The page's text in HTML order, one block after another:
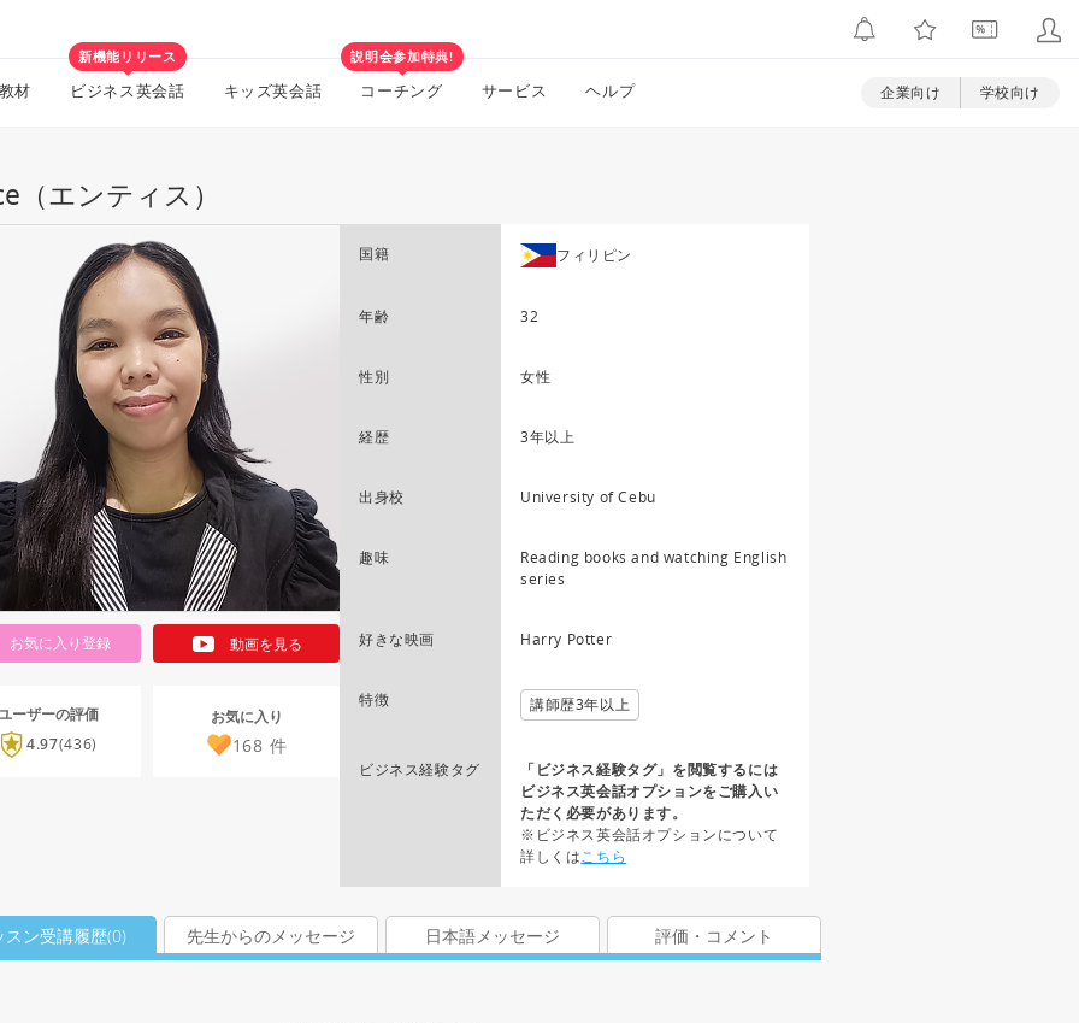
材
新機能リリース
ビジネス英会話 キッズ英会話
説明会参加特典!
コーチング サービス ヘルプ 企業向け 学校向け
（エンティス）
お気に入り登録 動画を見る
ーザーの評価
4.97(436)
お気に入り
168 件
国籍 フィリピン
年齢 32
性別 女性
経歴 3年以上
出身校 University of Cebu
趣味
Reading books and watching English
series
好きな映画 Harry Potter
特徴 講師歴3年以上
ビジネス経験タグ
「ビジネス経験タグ」を閲覧するには
ビジネス英会話オプションをご購入い
ただく必要があります。
※ビジネス英会話オプションについて
詳しくはこちら
スン受講履歴(0) 先生からのメッセージ 日本語メッセージ 評価・コメント